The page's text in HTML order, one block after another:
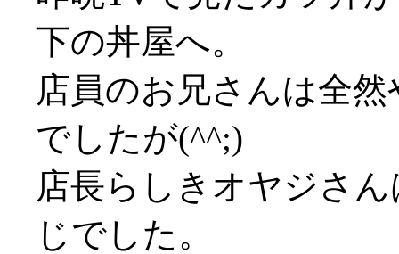
下の丼屋へ。
店員のお兄さんは全
でしたが(^^;)
店長らしきオヤジさ
じでした。